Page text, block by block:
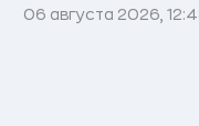
06 августа 2026,